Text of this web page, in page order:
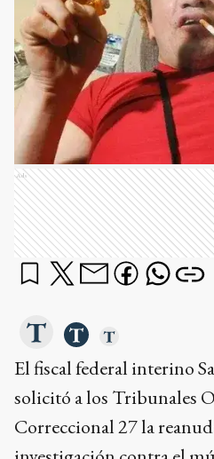
Ads
El fiscal federal interino
solicitó a los Tribunales
Correccional 27 la